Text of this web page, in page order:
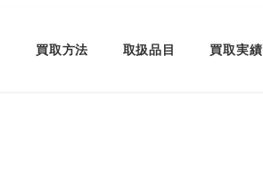
買取方法 取扱品目 買取実績